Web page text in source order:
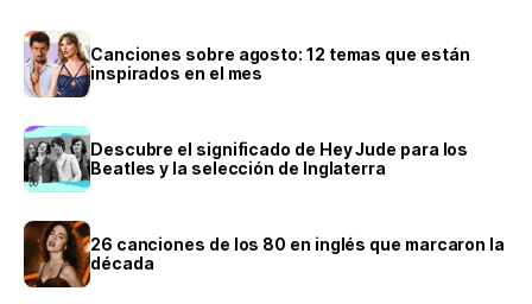
Canciones sobre agosto: 12 temas que están
inspirados en el mes
Descubre el significado de Hey Jude para los
Beatles y la selección de Inglaterra
26 canciones de los 80 en inglés que marcaron la
década